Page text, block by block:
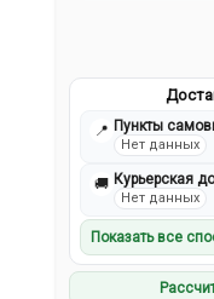
📍 Пункты
Нет данных
🚚 Курьерская
Нет данных
Показать все